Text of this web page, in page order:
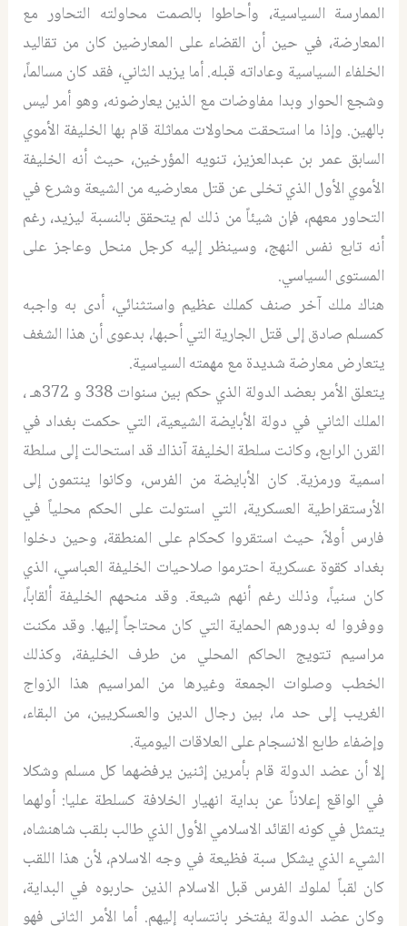
الممارسة السياسية، وأحاطوا بالصمت محاولته التحاور مع
المعارضة، في حين أن القضاء على المعارضين كان من تقاليد
الخلفاء السياسية وعاداته قبله. أما يزيد الثاني، فقد كان مسالماً،
وشجع الحوار وبدا مفاوضات مع الذين يعارضونه، وهو أمر ليس
بالهين. وإذا ما استحقت محاولات مماثلة قام بها الخليفة الأموي
السابق عمر بن عبدالعزيز، تنويه المؤرخين، حيث أنه الخليفة
الأموي الأول الذي تخلى عن قتل معارضيه من الشيعة وشرع في
التحاور معهم، فإن شيئاً من ذلك لم يتحقق بالنسبة ليزيد، رغم
أنه تابع نفس النهج، وسينظر إليه كرجل منحل وعاجز على
المستوى السياسي.
هناك ملك آخر صنف كملك عظيم واستثنائي، أدى به واجبه
كمسلم صادق إلى قتل الجارية التي أحبها، بدعوى أن هذا الشغف
يتعارض معارضة شديدة مع مهمته السياسية.
يتعلق الأمر بعضد الدولة الذي حكم بين سنوات 338 و 372هـ ،
الملك الثاني في دولة الأبايضة الشيعية، التي حكمت بغداد في
القرن الرابع، وكانت سلطة الخليفة آنذاك قد استحالت إلى سلطة
اسمية ورمزية. كان الأبايضة من الفرس، وكانوا ينتمون إلى
الأرستقراطية العسكرية، التي استولت على الحكم محلياً في
فارس أولاً، حيث استقروا كحكام على المنطقة، وحين دخلوا
بغداد كقوة عسكرية احترموا صلاحيات الخليفة العباسي، الذي
كان سنياً، وذلك رغم أنهم شيعة. وقد منحهم الخليفة ألقاباً،
ووفروا له بدورهم الحماية التي كان محتاجاً إليها. وقد مكنت
مراسيم تتويج الحاكم المحلي من طرف الخليفة، وكذلك
الخطب وصلوات الجمعة وغيرها من المراسيم هذا الزواج
الغريب إلى حد ما، بين رجال الدين والعسكريين، من البقاء،
وإضفاء طابع الانسجام على العلاقات اليومية.
إلا أن عضد الدولة قام بأمرين إثنين يرفضهما كل مسلم وشكلا
في الواقع إعلاناً عن بداية انهيار الخلافة كسلطة عليا: أولهما
يتمثل في كونه القائد الاسلامي الأول الذي طالب بلقب شاهنشاه،
الشيء الذي يشكل سبة فظيعة في وجه الاسلام، لأن هذا اللقب
كان لقباً لملوك الفرس قبل الاسلام الذين حاربوه في البداية،
وكان عضد الدولة يفتخر بانتسابه إليهم. أما الأمر الثاني فهو